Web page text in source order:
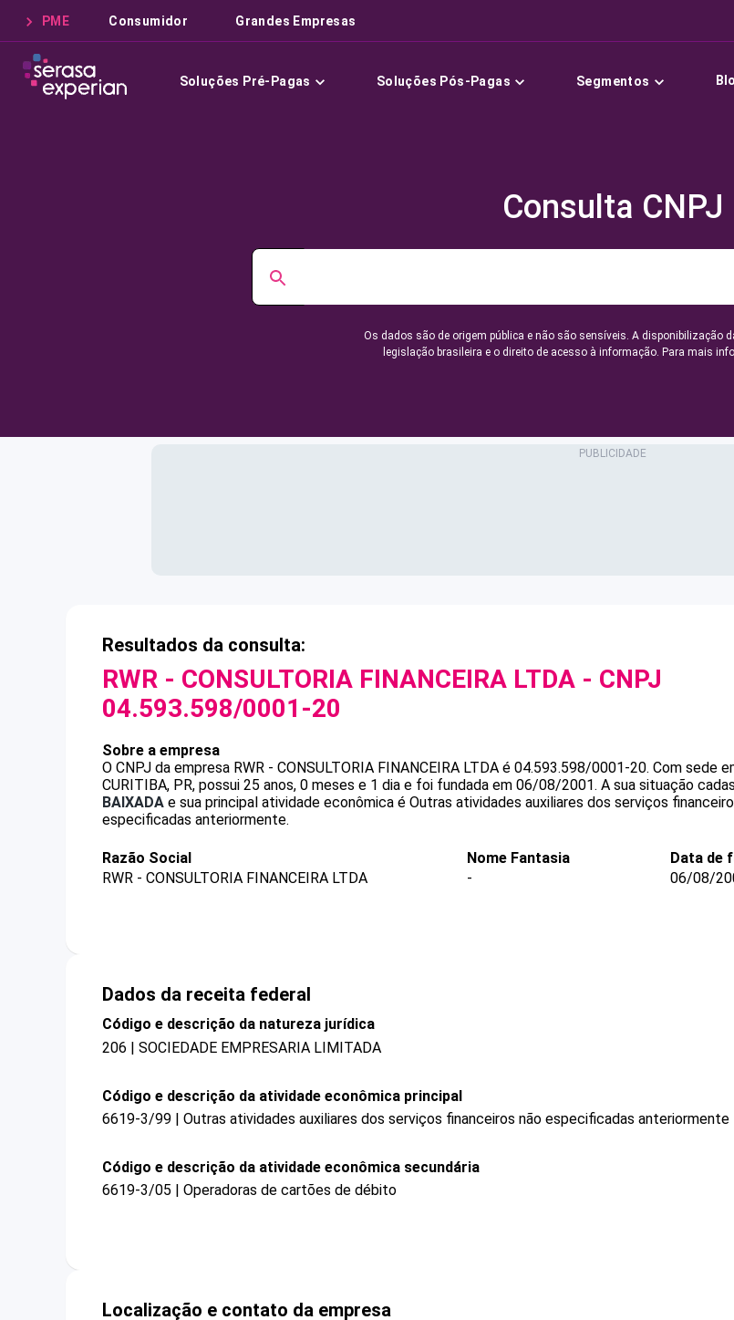
PME Consumidor Grandes Empresas
Soluções Pré-Pagas Soluções Pós-Pagas Segmentos
Consulta CNPJ
Os dados são de origem pública e não são sensíveis. A disponibilização
legislação brasileira e o direito de acesso à informação. Para mais
Resultados da consulta:
RWR - CONSULTORIA FINANCEIRA LTDA - CNPJ
04.593.598/0001-20
Sobre a empresa
O CNPJ da empresa RWR - CONSULTORIA FINANCEIRA LTDA é 04.593.598/0001-20. Com sede
CURITIBA, PR, possui 25 anos, 0 meses e 1 dia e foi fundada em 06/08/2001. A sua situação
BAIXADA e sua principal atividade econômica é Outras atividades auxiliares dos serviços
especificadas anteriormente.
Razão Social
RWR - CONSULTORIA FINANCEIRA LTDA
Nome Fantasia
-
Data de
06/08/
Dados da receita federal
Código e descrição da natureza jurídica
206 | SOCIEDADE EMPRESARIA LIMITADA
Código e descrição da atividade econômica principal
6619-3/99 | Outras atividades auxiliares dos serviços financeiros não especificadas anteriormente
Código e descrição da atividade econômica secundária
6619-3/05 | Operadoras de cartões de débito
Localização e contato da empresa